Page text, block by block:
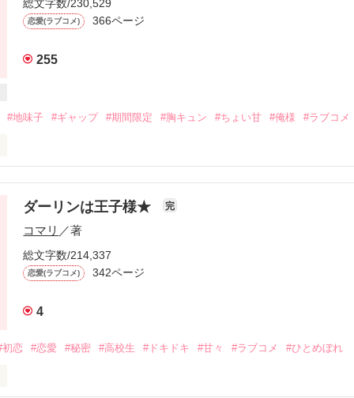
総文字数/230,529
恋愛(ラブコメ) 366ページ
255
#地味子 #ギャップ #期間限定 #胸キュン #ちょい甘 #俺様 #ラブコメ
はっムリですー！」
真爛漫なひまりだけど、その裏の顔は…
ダーリンは王子様★ 完
コマリ ／著
総文字数/214,337
恋愛(ラブコメ) 342ページ
4
初恋 #恋愛 #秘密 #高校生 #ドキドキ #甘々 #ラブコメ #ひとめぼれ